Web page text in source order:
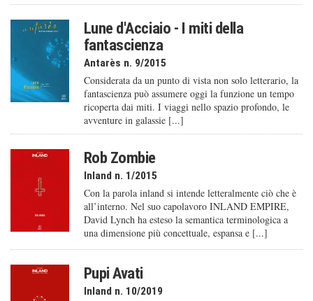
Lune d'Acciaio - I miti della
fantascienza
Antarès n. 9/2015
Considerata da un punto di vista non solo letterario, la
fantascienza può assumere oggi la funzione un tempo
ricoperta dai miti. I viaggi nello spazio profondo, le
avventure in galassie [...]
Rob Zombie
Inland n. 1/2015
Con la parola inland si intende letteralmente ciò che è
all’interno. Nel suo capolavoro INLAND EMPIRE,
David Lynch ha esteso la semantica terminologica a
una dimensione più concettuale, espansa e [...]
Pupi Avati
Inland n. 10/2019